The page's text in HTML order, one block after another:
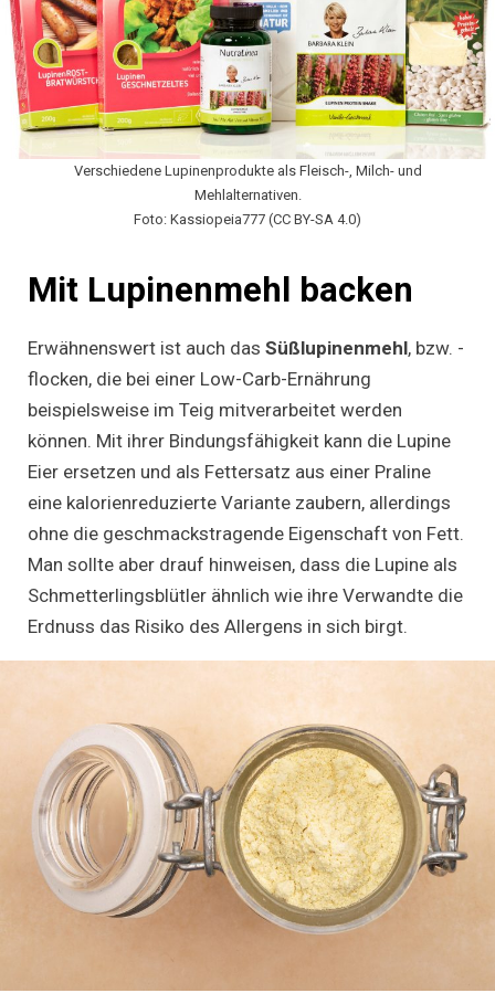
Verschiedene Lupinenprodukte als Fleisch-, Milch- und
Mehlalternativen.
Foto: Kassiopeia777 (CC BY-SA 4.0)
Mit Lupinenmehl backen
Erwähnenswert ist auch das Süßlupinenmehl, bzw. -
flocken, die bei einer Low-Carb-Ernährung
beispielsweise im Teig mitverarbeitet werden
können. Mit ihrer Bindungsfähigkeit kann die Lupine
Eier ersetzen und als Fettersatz aus einer Praline
eine kalorienreduzierte Variante zaubern, allerdings
ohne die geschmackstragende Eigenschaft von Fett.
Man sollte aber drauf hinweisen, dass die Lupine als
Schmetterlingsblütler ähnlich wie ihre Verwandte die
Erdnuss das Risiko des Allergens in sich birgt.